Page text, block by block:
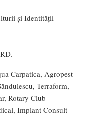
și Identității
Carpatica, Agropest
Terraform,
Rotary Club
Implant Consult